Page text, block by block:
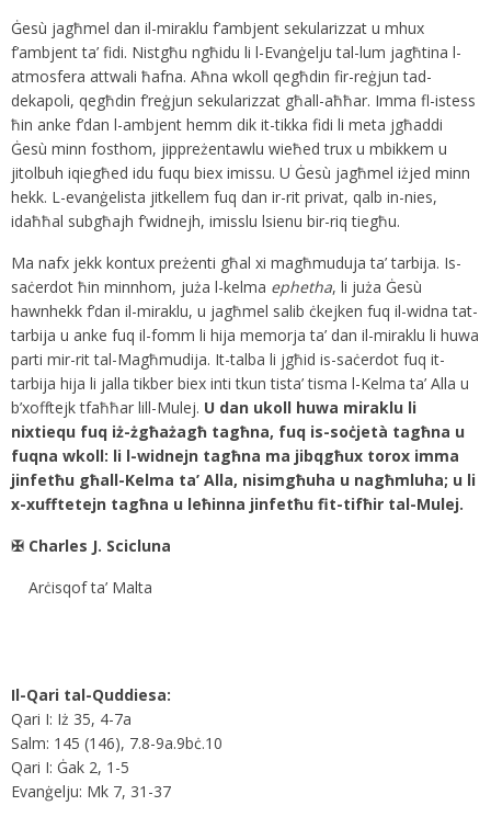
Ġesù jagħmel dan il-miraklu f’ambjent sekularizzat u mhux
f’ambjent ta’ fidi. Nistgħu ngħidu li l-Evanġelju tal-lum jagħtina l-
atmosfera attwali ħafna. Aħna wkoll qegħdin fir-reġjun tad-
dekapoli, qegħdin f’reġjun sekularizzat għall-aħħar. Imma fl-istess
ħin anke f’dan l-ambjent hemm dik it-tikka fidi li meta jgħaddi
Ġesù minn fosthom, jippreżentawlu wieħed trux u mbikkem u
jitolbuh iqiegħed idu fuqu biex imissu. U Ġesù jagħmel iżjed minn
hekk. L-evanġelista jitkellem fuq dan ir-rit privat, qalb in-nies,
idaħħal subgħajh f’widnejh, imisslu lsienu bir-riq tiegħu.
Ma nafx jekk kontux preżenti għal xi magħmuduja ta’ tarbija. Is-
saċerdot ħin minnhom, juża l-kelma ephetha, li juża Ġesù
hawnhekk f’dan il-miraklu, u jagħmel salib ċkejken fuq il-widna tat-
tarbija u anke fuq il-fomm li hija memorja ta’ dan il-miraklu li huwa
parti mir-rit tal-Magħmudija. It-talba li jgħid is-saċerdot fuq it-
tarbija hija li jalla tikber biex inti tkun tista’ tisma l-Kelma ta’ Alla u
b’xofftejk tfaħħar lill-Mulej. U dan ukoll huwa miraklu li
nixtiequ fuq iż-żgħażagħ tagħna, fuq is-soċjetà tagħna u
fuqna wkoll: li l-widnejn tagħna ma jibqgħux torox imma
jinfetħu għall-Kelma ta’ Alla, nisimgħuha u nagħmluha; u li
x-xufftetejn tagħna u leħinna jinfetħu fit-tifħir tal-Mulej.
✠ Charles J. Scicluna
Arċisqof ta’ Malta
Il-Qari tal-Quddiesa:
Qari I: Iż 35, 4-7a
Salm: 145 (146), 7.8-9a.9bċ.10
Qari I: Ġak 2, 1-5
Evanġelju: Mk 7, 31-37